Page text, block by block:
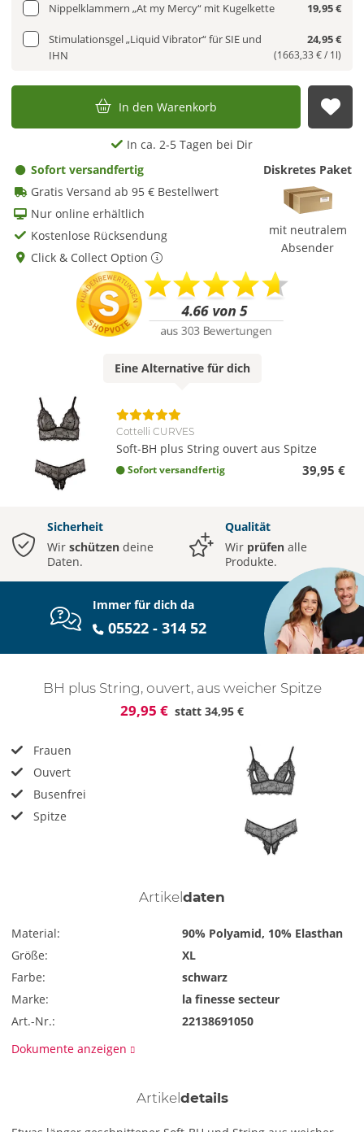
Nippelklammern „At my Mercy“ mit Kugelkette 19,95 €
Stimulationsgel „Liquid Vibrator“ für SIE und
IHN
24,95 €
(1663,33 € / 1l)
In den Warenkorb
In ca. 2-5 Tagen bei Dir
Sofort versandfertig
Gratis Versand ab 95 € Bestellwert
Nur online erhältlich
Kostenlose Rücksendung
Click & Collect Option
Diskretes Paket
mit neutralem
Absender
Eine Alternativefür dich
Cottelli CURVES
Soft-BH plus String ouvert aus Spitze
Sofort versandfertig 39,95 €
Sicherheit
Wir schützen deine
Daten.
Qualität
Wir prüfen alle
Produkte.
Immer für dich da
05522 - 314 52
BH plus String, ouvert, aus weicher Spitze
29,95 € statt 34,95 €
Frauen
Ouvert
Busenfrei
Spitze
Artikeldaten
Material:
90% Polyamid, 10% Elasthan
Größe:
XL
Farbe:
schwarz
Marke:
la finesse secteur
Art.-Nr.:
22138691050
Dokumente anzeigen
Artikeldetails